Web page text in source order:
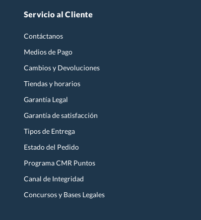
Servicio al Cliente
Contáctanos
Medios de Pago
Cambios y Devoluciones
Tiendas y horarios
Garantía Legal
Garantía de satisfacción
Tipos de Entrega
Estado del Pedido
Programa CMR Puntos
Canal de Integridad
Concursos y Bases Legales